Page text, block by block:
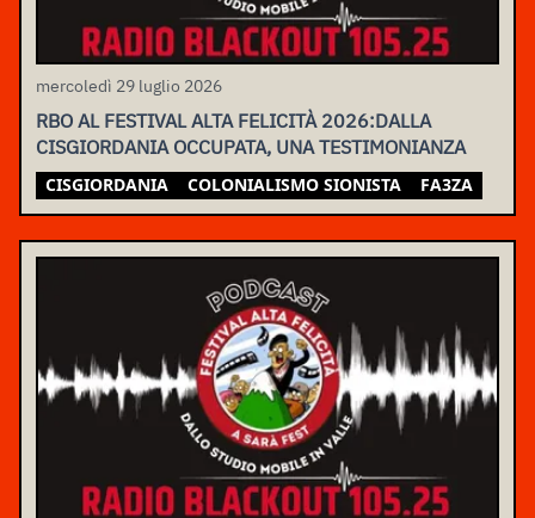
mercoledì 29 luglio 2026
RBO AL FESTIVAL ALTA FELICITÀ 2026:DALLA
CISGIORDANIA OCCUPATA, UNA TESTIMONIANZA
CISGIORDANIA COLONIALISMO SIONISTA FA3ZA